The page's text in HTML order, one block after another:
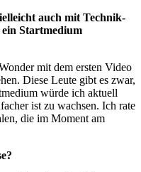
auch mit Technik-
Startmedium
mit dem ersten Video
Diese Leute gibt es zwar,
würde ich aktuell
ist zu wachsen. Ich rate
die im Moment am